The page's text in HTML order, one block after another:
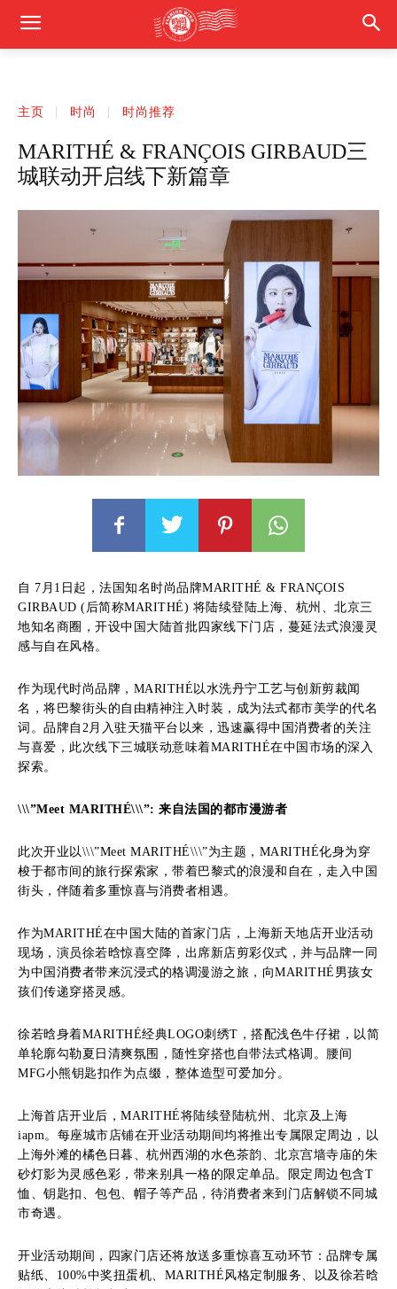
主页 时尚 时尚推荐
MARITHÉ & FRANÇOIS GIRBAUD三
城联动开启线下新篇章
自 7月1日起，法国知名时尚品牌MARITHÉ & FRANÇOIS
GIRBAUD (后简称MARITHÉ) 将陆续登陆上海、杭州、北京三
地知名商圈，开设中国大陆首批四家线下门店，蔓延法式浪漫灵
感与自在风格。
作为现代时尚品牌，MARITHÉ以水洗丹宁工艺与创新剪裁闻
名，将巴黎街头的自由精神注入时装，成为法式都市美学的代名
词。品牌自2月入驻天猫平台以来，迅速赢得中国消费者的关注
与喜爱，此次线下三城联动意味着MARITHÉ在中国市场的深入
探索。
\\\”Meet MARITHÉ\\\”: 来自法国的都市漫游者
此次开业以\\\”Meet MARITHÉ\\\”为主题，MARITHÉ化身为穿
梭于都市间的旅行探索家，带着巴黎式的浪漫和自在，走入中国
街头，伴随着多重惊喜与消费者相遇。
作为MARITHÉ在中国大陆的首家门店，上海新天地店开业活动
现场，演员徐若晗惊喜空降，出席新店剪彩仪式，并与品牌一同
为中国消费者带来沉浸式的格调漫游之旅，向MARITHÉ男孩女
孩们传递穿搭灵感。
徐若晗身着MARITHÉ经典LOGO刺绣T，搭配浅色牛仔裙，以简
单轮廓勾勒夏日清爽氛围，随性穿搭也自带法式格调。腰间
MFG小熊钥匙扣作为点缀，整体造型可爱加分。
上海首店开业后，MARITHÉ将陆续登陆杭州、北京及上海
iapm。每座城市店铺在开业活动期间均将推出专属限定周边，以
上海外滩的橘色日暮、杭州西湖的水色茶韵、北京宫墙寺庙的朱
砂灯影为灵感色彩，带来别具一格的限定单品。限定周边包含T
恤、钥匙扣、包包、帽子等产品，待消费者来到门店解锁不同城
市奇遇。
开业活动期间，四家门店还将放送多重惊喜互动环节：品牌专属
贴纸、100%中奖扭蛋机、MARITHÉ风格定制服务、以及徐若晗